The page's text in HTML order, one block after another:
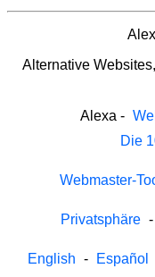
Alternative
Alexa -
Die
Webmaster-
Privatsphäre -
English - Español